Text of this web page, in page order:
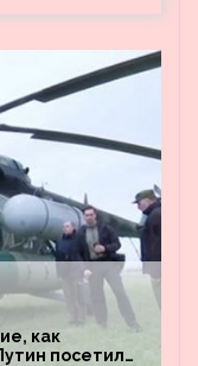
как
посетил